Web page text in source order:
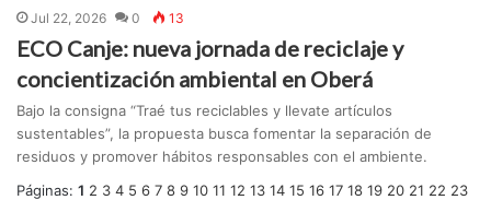
Jul 22, 2026 0 13
ECO Canje: nueva jornada de reciclaje y
concientización ambiental en Oberá
Bajo la consigna “Traé tus reciclables y llevate artículos
sustentables”, la propuesta busca fomentar la separación de
residuos y promover hábitos responsables con el ambiente.
Páginas: 1 2 3 4 5 6 7 8 9 10 11 12 13 14 15 16 17 18 19 20 21 22 23